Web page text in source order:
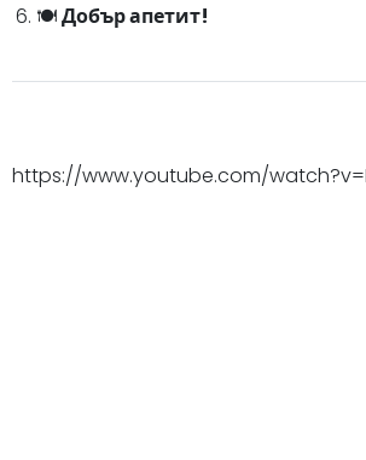
🍽️Добър апетит!
https://www.youtube.com/